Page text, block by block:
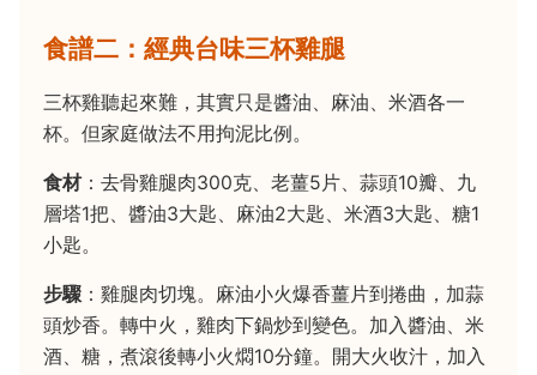
食譜二：經典台味三杯雞腿
三杯雞聽起來難，其實只是醬油、麻油、米酒各一
杯。但家庭做法不用拘泥比例。
食材：去骨雞腿肉300克、老薑5片、蒜頭10瓣、九
層塔1把、醬油3大匙、麻油2大匙、米酒3大匙、糖1
小匙。
步驟 ：雞腿肉切塊。麻油小火爆香薑片到捲曲，加蒜
頭炒香。轉中火，雞肉下鍋炒到變色。加入醬油、米
酒、糖，煮滾後轉小火燜10分鐘。開大火收汁，加入